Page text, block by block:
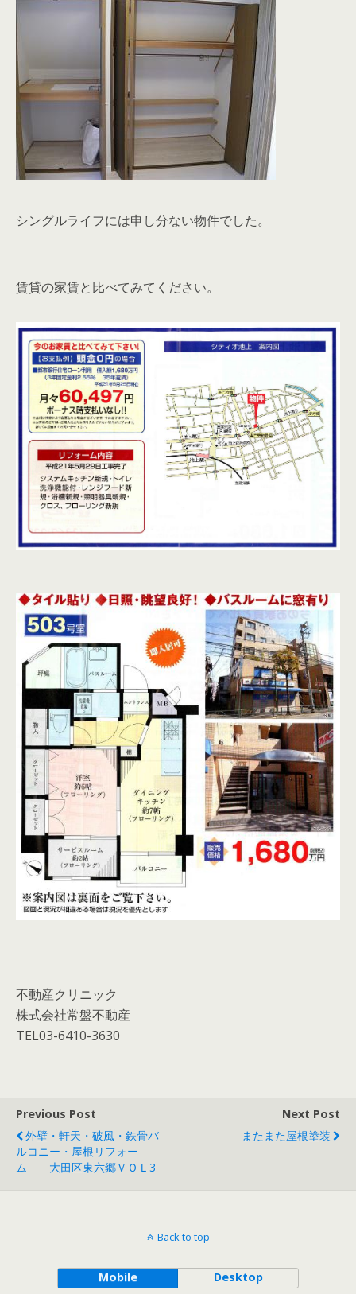
シングルライフには申し分ない物件でした。
賃貸の家賃と比べてみてください。
不動産クリニック
株式会社常盤不動産
TEL03-6410-3630
Previous Post
外壁・軒天・破風・鉄骨バ
ルコニー・屋根リフォー
ム 大田区東六郷ＶＯＬ3
Next Post
またまた屋根塗装
Back to top
Mobile Desktop